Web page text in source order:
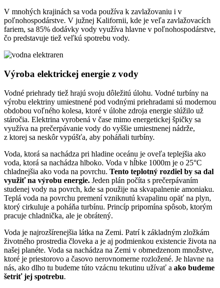
V mnohých krajinách sa voda používa k zavlažovaniu i v
poľnohospodárstve. V južnej Kalifornii, kde je veľa zavlažovacích
fariem, sa 85% dodávky vody využíva hlavne v poľnohospodárstve,
čo predstavuje tiež veľkú spotrebu vody.
Výroba elektrickej energie z vody
Vodné priehrady tiež hrajú svoju dôležitú úlohu. Vodné turbíny na
výrobu elektriny umiestnené pod vodnými priehradami sú modernou
obdobou voľného kolesa, ktoré v úlohe zdroja energie slúžilo už
stáročia. Elektrina vyrobená v čase mimo energetickej špičky sa
využíva na prečerpávanie vody do vyššie umiestnenej nádrže,
z ktorej sa neskôr vypúšťa, aby poháňali turbíny.
Voda, ktorá sa nachádza pri hladine oceánu je oveľa teplejšia ako
voda, ktorá sa nachádza hlboko. Voda v hĺbke 1000m je o 25°C
chladnejšia ako voda na povrchu. Tento teplotný rozdiel by sa dal
využiť na výrobu energie. Jeden plán počíta s prečerpávaním
studenej vody na povrch, kde sa použije na skvapalnenie amoniaku.
Teplá voda na povrchu premení vzniknutú kvapalinu opäť na plyn,
ktorý cirkuluje a poháňa turbínu. Princíp pripomína spôsob, ktorým
pracuje chladnička, ale je obrátený.
Voda je najrozšírenejšia látka na Zemi. Patrí k základným zložkám
životného prostredia človeka a je aj podmienkou existencie života na
našej planéte. Voda sa nachádza na Zemi v obmedzenom množstve,
ktoré je priestorovo a časovo nerovnomerne rozložené. Je hlavne na
nás, ako dlho tu budeme túto vzácnu tekutinu užívať a ako budeme
šetriť jej spotrebu.